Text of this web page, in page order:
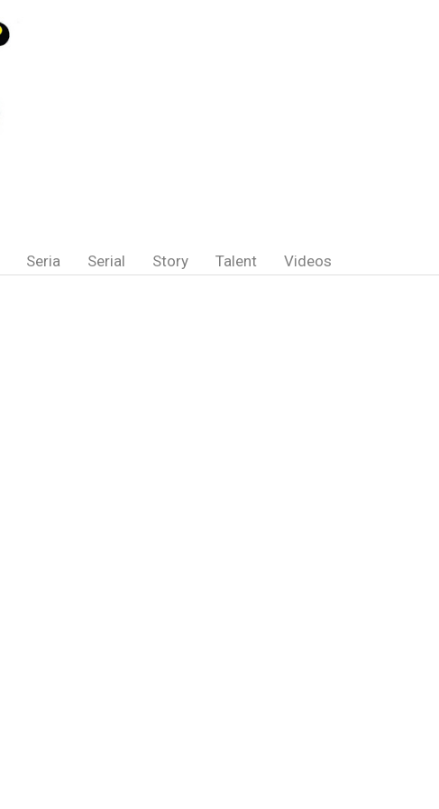
Seria Serial Story Talent Videos